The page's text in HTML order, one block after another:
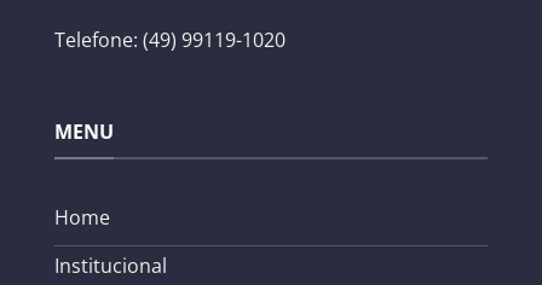
Telefone: (49) 99119-1020
MENU
Home
Institucional